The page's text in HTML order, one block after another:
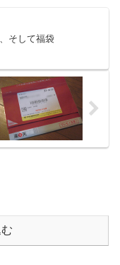
そして福袋